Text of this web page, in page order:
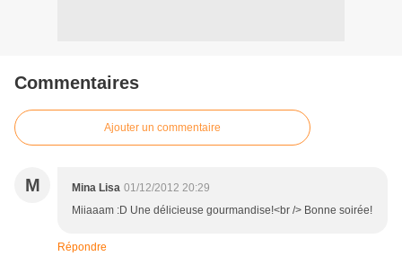
Commentaires
Ajouter un commentaire
M Mina Lisa 01/12/2012 20:29
Miiaaam :D Une délicieuse gourmandise!<br /> Bonne soirée!
Répondre